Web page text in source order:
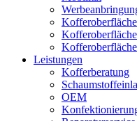
Leistungen
Kofferberatung
OEM